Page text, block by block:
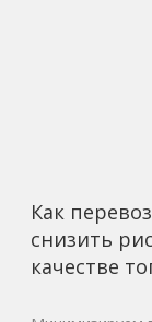
Как
снизить
качестве